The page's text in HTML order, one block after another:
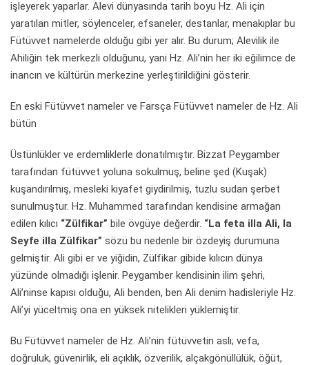
işleyerek yaparlar. Alevi dünyasında tarih boyu Hz. Ali için
yaratılan mitler, söylenceler, efsaneler, destanlar, menakıplar bu
Fütüvvet namelerde olduğu gibi yer alır. Bu durum; Alevilik ile
Ahiliğin tek merkezli olduğunu, yani Hz. Ali’nin her iki eğilimce de
inancın ve kültürün merkezine yerleştirildiğini gösterir.
En eski Fütüvvet nameler ve Farsça Fütüvvet nameler de Hz. Ali
bütün
Üstünlükler ve erdemliklerle donatılmıştır. Bizzat Peygamber
tarafından fütüvvet yoluna sokulmuş, beline şed (Kuşak)
kuşandırılmış, mesleki kıyafet giydirilmiş, tuzlu sudan şerbet
sunulmuştur. Hz. Muhammed tarafından kendisine armağan
edilen kılıcı “Zülfikar” bile övgüye değerdir. “La feta illa Ali, la
Seyfe illa Zülfikar” sözü bu nedenle bir özdeyiş durumuna
gelmiştir. Ali gibi er ve yiğidin, Zülfikar gibide kılıcın dünya
yüzünde olmadığı işlenir. Peygamber kendisinin ilim şehri,
Ali’ninse kapısı olduğu, Ali benden, ben Ali denim hadisleriyle Hz.
Ali’yi yüceltmiş ona en yüksek nitelikleri yüklemiştir.
Bu Fütüvvet nameler de Hz. Ali’nin fütüvvetin aslı; vefa,
doğruluk, güvenirlik, eli açıklık, özverilik, alçakgönüllülük, öğüt,